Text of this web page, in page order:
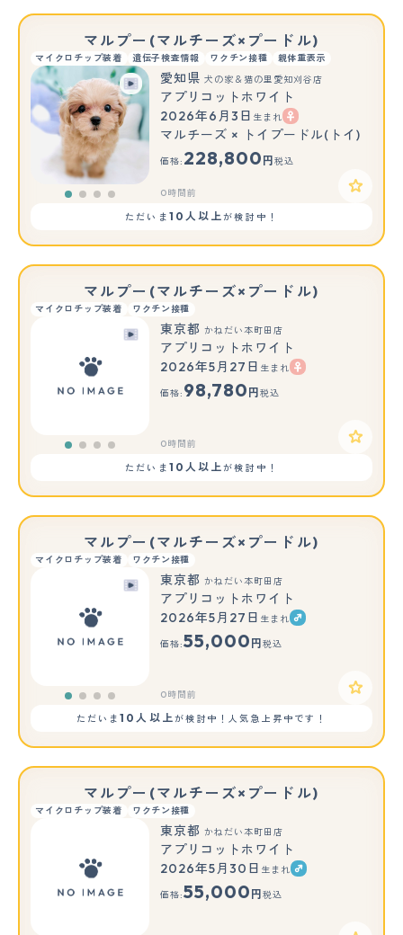
マルプー(マルチーズ×プードル)
マイクロチップ装着 遺伝子検査情報 ワクチン接種 親体重表示
愛知県 犬の家＆猫の里愛知刈谷店
アプリコットホワイト
2026年6月3日 生まれ
マルチーズ × トイプードル(トイ)
価格: 228,800 円 税込
0時間前
ただいま 10人以上が検討中！
マルプー(マルチーズ×プードル)
マイクロチップ装着 ワクチン接種
東京都 かねだい本町田店
アプリコットホワイト
2026年5月27日 生まれ
価格: 98,780 円 税込
0時間前
ただいま 10人以上が検討中！
マルプー(マルチーズ×プードル)
マイクロチップ装着 ワクチン接種
東京都 かねだい本町田店
アプリコットホワイト
2026年5月27日 生まれ
価格:55,000 円 税込
0時間前
ただいま10人以上が検討中！人気急上昇中です！
マルプー(マルチーズ×プードル)
マイクロチップ装着 ワクチン接種
東京都 かねだい本町田店
アプリコットホワイト
2026年5月30日 生まれ
価格:55,000 円 税込